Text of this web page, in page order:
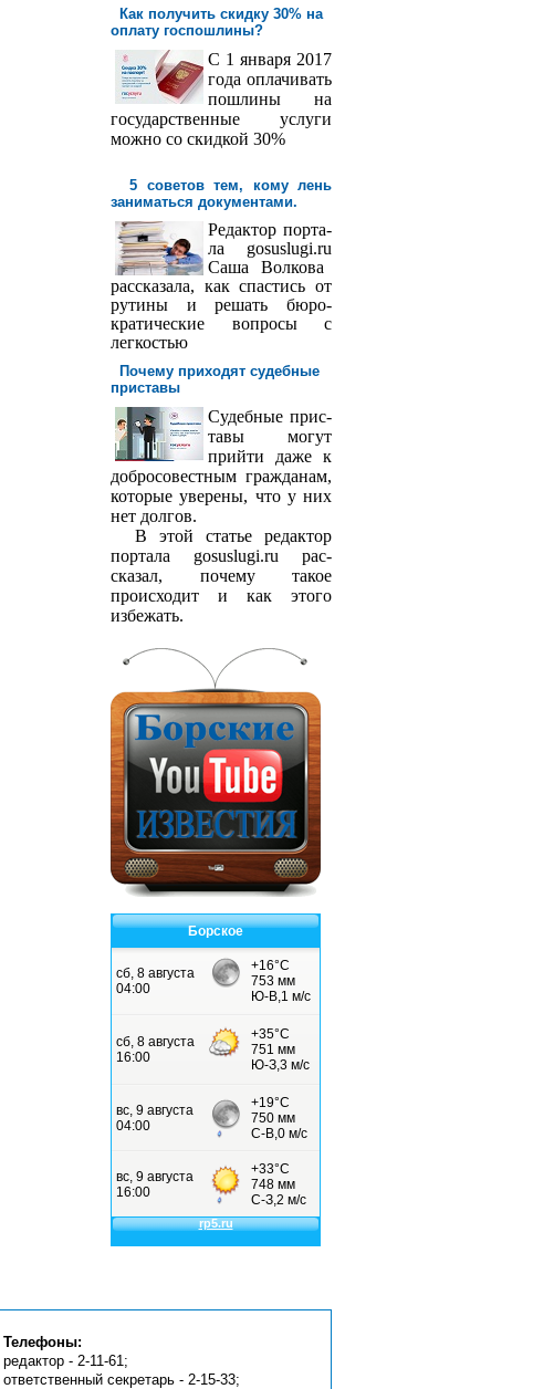
Как получить скидку 30% на
оплату госпош­лины?
С 1 января 2017
года оплачивать
пошлины на
государственные услуги
можно со скидкой 30%
5 советов тем, кому лень
заниматься документами.
Редактор порта­
ла gosuslugi.ru
Саша Волкова
рассказала, как спастись от
рутины и решать бюро­
кратические вопросы с
легкостью
Почему приходят судебные
приставы
Судебные прис­
тавы могут
прийти даже к
добросовестным гражданам,
которые уверены, что у них
нет долгов.
В этой статье редактор
портала gosuslugi.ru рас­
сказал, почему такое
происходит и как этого
избежать.
Борское
Телефоны:
редактор - 2-11-61;
ответственный секретарь - 2-15-33;